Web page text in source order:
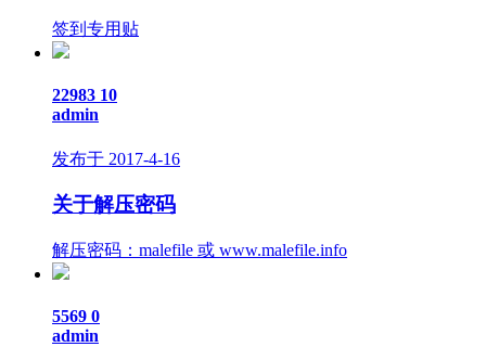
签到专用贴
22983 10
admin
发布于 2017-4-16
关于解压密码
解压密码：malefile 或 www.malefile.info
5569 0
admin